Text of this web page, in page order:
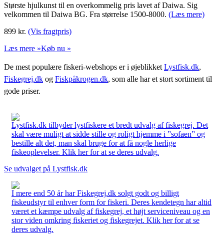
Største hjulkunst til en overkommelig pris lavet af Daiwa. Sig
velkommen til Daiwa BG. Fra størrelse 1500-8000. (Læs mere)
899 kr. (Vis fragtpris)
Læs mere »Køb nu »
De mest populære fiskeri-webshops er i øjeblikket Lystfisk.dk,
Fiskegrej.dk og Fiskpåkrogen.dk, som alle har et stort sortiment til
gode priser.
Lystfisk.dk tilbyder lystfiskere et bredt udvalg af fiskegrej. Det
skal være muligt at sidde stille og roligt hjemme i ”sofaen” og
bestille alt det, man skal bruge for at få nogle herlige
fiskeoplevelser. Klik her for at se deres udvalg.
Se udvalget på Lystfisk.dk
I mere end 50 år har Fiskegrej.dk solgt godt og billigt
fiskeudstyr til enhver form for fiskeri. Deres kendetegn har altid
været et kæmpe udvalg af fiskegrej, et højt serviceniveau og en
stor viden omkring fiskeriet og fiskegrejet. Klik her for at se
deres udvalg.